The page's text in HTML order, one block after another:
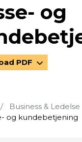
og
PDF
Business & Ledelse
og kundebetjening